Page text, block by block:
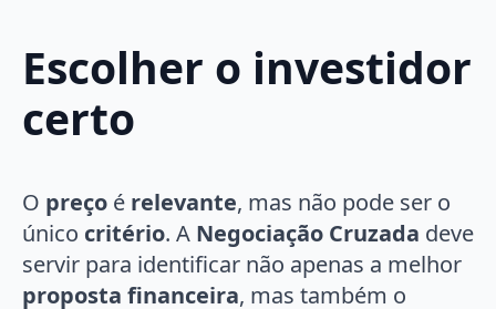
Escolher o investidor
certo
O preço é relevante, mas não pode ser o
único critério. A Negociação Cruzada deve
servir para identificar não apenas a melhor
proposta financeira, mas também o